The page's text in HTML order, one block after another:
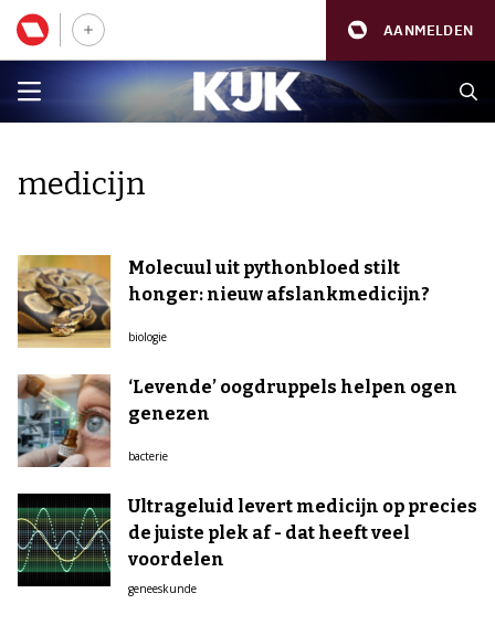
AANMELDEN
medicijn
Molecuul uit pythonbloed stilt
honger: nieuw afslankmedicijn?
biologie
‘Levende’ oogdruppels helpen ogen
genezen
bacterie
Ultrageluid levert medicijn op precies
de juiste plek af - dat heeft veel
voordelen
geneeskunde